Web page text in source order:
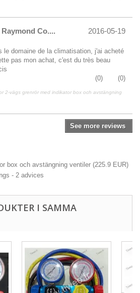
2016-05-19
Raymond Co....
le domaine de la climatisation, j'ai acheté
pas mon achat, c'est du très beau
(0)
(0)
2-vägs grenrör med indikator box och avstängning
See more reviews
box och avstängning ventiler (225.9 EUR)
- 2 advices
I SAMMA